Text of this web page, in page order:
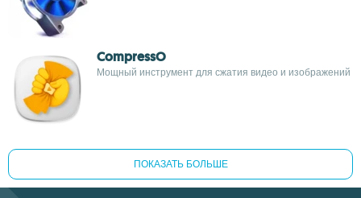
CompressO
Мощный инструмент для сжатия видео и изображений
ПОКАЗАТЬ БОЛЬШЕ